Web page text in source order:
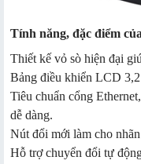
Tính năng, đặc điểm
Thiết kế vỏ sò hiện đại
Bảng điều khiển LCD
Tiêu chuẩn cổng
dễ dàng.
Nút đổi mới làm cho
Hỗ trợ chuyển đổi tự